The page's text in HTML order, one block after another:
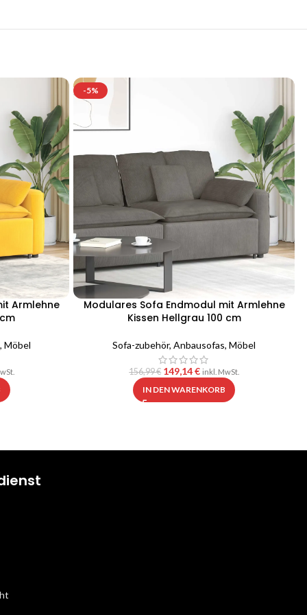
Armlehne
, Möbel
-5%
Modulares Sofa Endmodul mit Armlehne
Kissen Hellgrau 100 cm
Sofa-zubehör,Anbausofas,Möbel
156,99€ 149,14€ inkl. MwSt.
IN DEN WARENKORB